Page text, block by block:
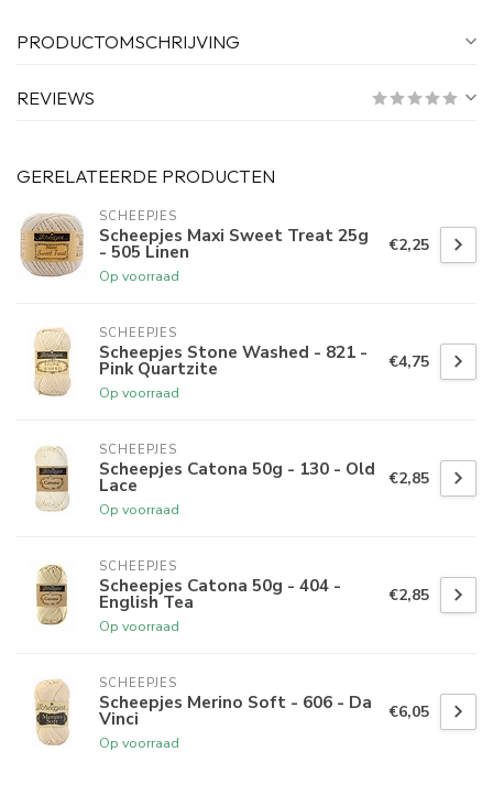
PRODUCTOMSCHRIJVING
REVIEWS
GERELATEERDE PRODUCTEN
SCHEEPJES
Scheepjes Maxi Sweet Treat 25g
- 505 Linen
Op voorraad
€2,25
SCHEEPJES
Scheepjes Stone Washed - 821 -
Pink Quartzite
Op voorraad
€4,75
SCHEEPJES
Scheepjes Catona 50g - 130 - Old
Lace
Op voorraad
€2,85
SCHEEPJES
Scheepjes Catona 50g - 404 -
English Tea
Op voorraad
€2,85
SCHEEPJES
Scheepjes Merino Soft - 606 - Da
Vinci
Op voorraad
€6,05